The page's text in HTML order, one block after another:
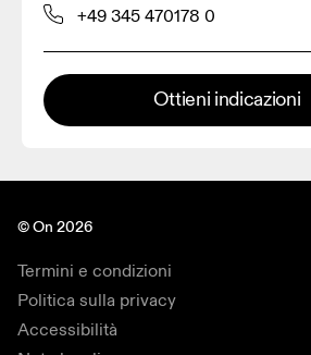
+49 345 470178 0
Ottieni indicazioni
© On 2026
Termini e condizioni
Politica sulla privacy
Accessibilità